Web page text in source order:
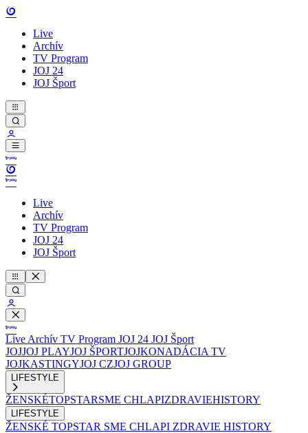
Live
Archív
TV Program
JOJ 24
JOJ Šport
Live
Archív
TV Program
JOJ 24
JOJ Šport
Live Archív TV Program JOJ 24 JOJ Šport
JOJJOJ PLAYJOJ ŠPORTJOJKONADÁCIA TV
JOJKASTINGYJOJ CZJOJ GROUP
LIFESTYLE
ŽENSKÉTOPSTARSME CHLAPIZDRAVIEHISTORY
LIFESTYLE
ŽENSKÉ TOPSTAR SME CHLAPI ZDRAVIE HISTORY